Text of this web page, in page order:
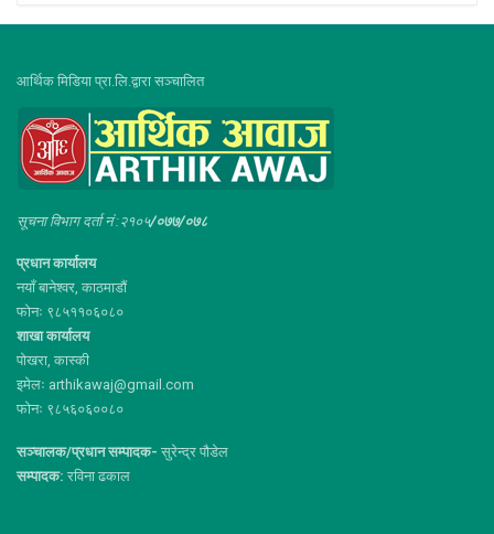
आर्थिक मिडिया प्रा.लि.द्वारा सञ्चालित
सूचना विभाग दर्ता नं :२१०५/०७७/०७८
प्रधान कार्यालय
नयाँ बानेश्वर, काठमाडौं
फोनः ९८५११०६०८०
शाखा कार्यालय
पोखरा, कास्की
इमेलः arthikawaj@gmail.com
फोनः ९८५६०६००८०
सञ्चालक/प्रधान सम्पादक- सुरेन्द्र पौडेल
सम्पादक: रविना ढकाल